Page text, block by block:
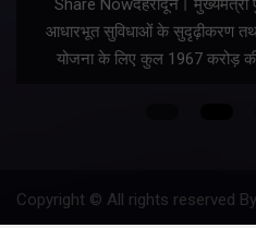
Share Nowदेहरादून। मुख्यमंत्री
आधारभूत सुविधाओं के सुदृढ़ीकरण
योजना के लिए कुल 1967 करोड़ की